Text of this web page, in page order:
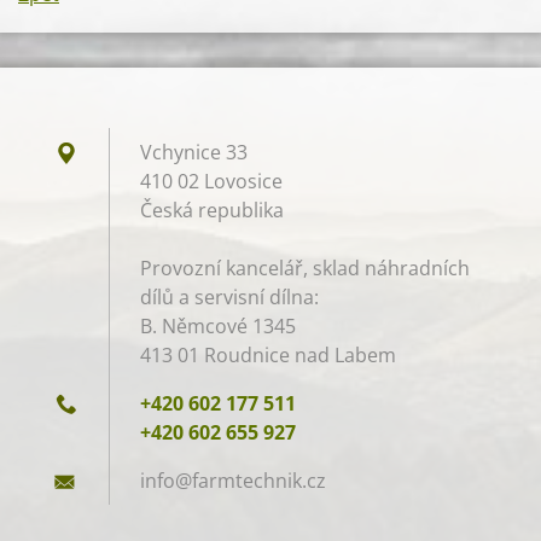
Vchynice 33
410 02 Lovosice
Česká republika
Provozní kancelář, sklad náhradních
dílů a servisní dílna:
B. Němcové 1345
413 01 Roudnice nad Labem
+420 602 177 511
+420 602 655 927
info@farmtechnik.cz